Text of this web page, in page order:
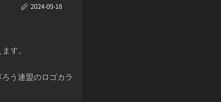
2024-09-18
す。
う連盟のロゴカラ